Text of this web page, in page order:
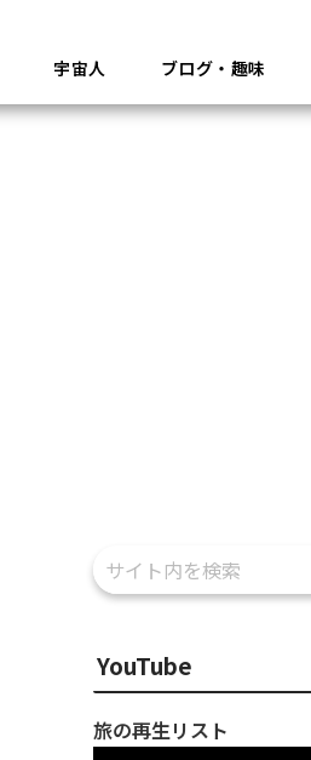
宇宙人 ブログ・趣味
YouTube
旅の再生リスト